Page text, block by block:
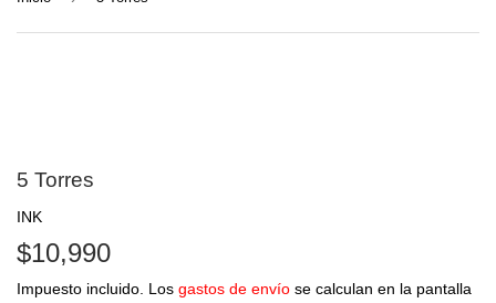
5 Torres
INK
$10,990
Impuesto incluido. Los gastos de envío se calculan en la pantalla